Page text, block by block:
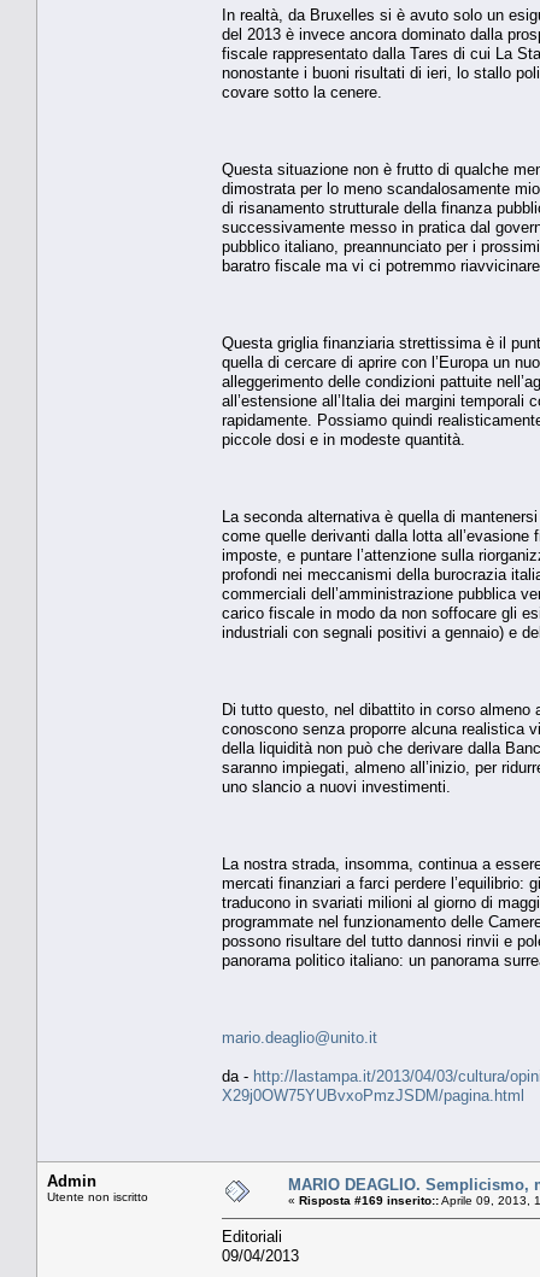
In realtà, da Bruxelles si è avuto solo un
del 2013 è invece ancora dominato dalla
fiscale rappresentato dalla Tares di cui La
nonostante i buoni risultati di ieri, lo stallo
covare sotto la cenere.
Questa situazione non è frutto di qualche
dimostrata per lo meno scandalosamente
di risanamento strutturale della finanza
successivamente messo in pratica dal
pubblico italiano, preannunciato per i
baratro fiscale ma vi ci potremmo
Questa griglia finanziaria strettissima è il
quella di cercare di aprire con l’Europa un
alleggerimento delle condizioni pattuite
all’estensione all’Italia dei margini
rapidamente. Possiamo quindi
piccole dosi e in modeste quantità.
La seconda alternativa è quella di
come quelle derivanti dalla lotta
imposte, e puntare l’attenzione sulla
profondi nei meccanismi della burocrazia
commerciali dell’amministrazione pubblica
carico fiscale in modo da non soffocare gli
industriali con segnali positivi a gennaio) e
Di tutto questo, nel dibattito in corso
conoscono senza proporre alcuna realistica
della liquidità non può che derivare dalla
saranno impiegati, almeno all’inizio, per
uno slancio a nuovi investimenti.
La nostra strada, insomma, continua a
mercati finanziari a farci perdere l’equilibrio:
traducono in svariati milioni al giorno di
programmate nel funzionamento delle
possono risultare del tutto dannosi rinvii e
panorama politico italiano: un panorama
mario.deaglio@unito.it
da - http://lastampa.it/2013/04/03/cultura/
X29j0OW75YUBvxoPmzJSDM/pagina.html
Admin
Utente non iscritto
MARIO DEAGLIO. Semplicismo,
« Risposta #169 inserito::Aprile 09, 2013,
Editoriali
09/04/2013